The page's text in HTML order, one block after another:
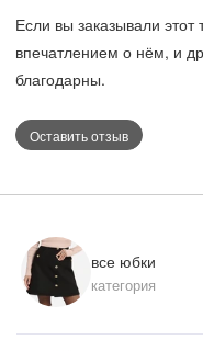
Если вы заказывали
впечатлением о нём, и
благодарны.
Оставить отзыв
все юбки
категория